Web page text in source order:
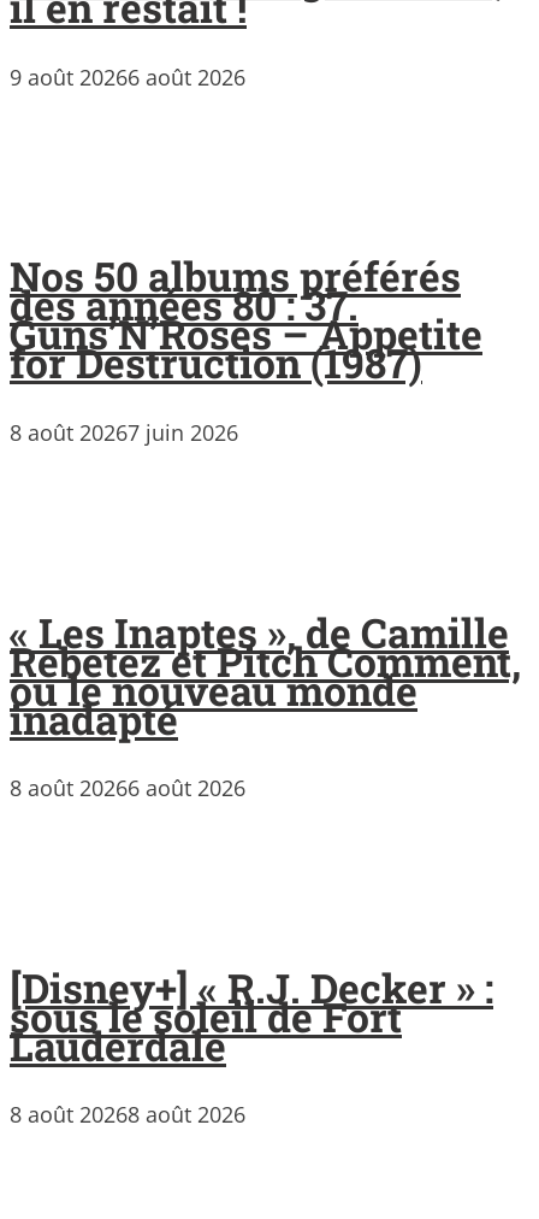
9 août 20266 août 2026
Nos 50 albums préférés
des années 80 : 37.
Guns’N’Roses – Appetite
for Destruction (1987)
8 août 20267 juin 2026
« Les Inaptes », de Camille
Rebetez et Pitch Comment,
ou le nouveau monde
inadapté
8 août 20266 août 2026
[Disney+] « R.J. Decker » :
sous le soleil de Fort
Lauderdale
8 août 20268 août 2026